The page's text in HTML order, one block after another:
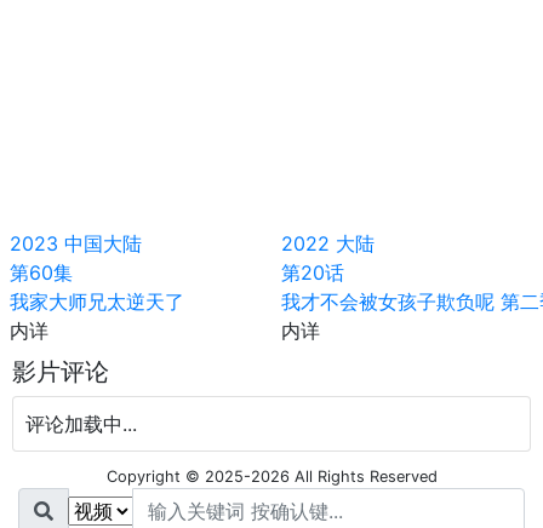
2023 中国大陆
第60集
我家大师兄太逆天了
内详
2022 大陆
第20话
我才不会被女孩子欺负呢 第
内详
影片评论
评论加载中...
Copyright © 2025-2026 All Rights Reserved